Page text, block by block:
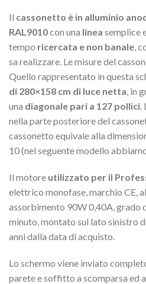
Il cassonetto è in alluminio
RAL9010con una linea semplice
tempo ricercata e non banale ,
sa realizzare. Le misure del
Quello rappresentato in questa
di 280×158 cm di luce netta , in
una diagonale pari a 127 pollici
nella parte posteriore del
cassonetto equivale alla
10 (nel seguente modello
Il motore utilizzato per il
elettrico monofase, marchio CE,
assorbimento 90W 0,40A, grado
minuto, montato sul lato sinistro
anni dalla data di acquisto.
Lo schermo viene inviato
parete e soffitto a scomparsa ed